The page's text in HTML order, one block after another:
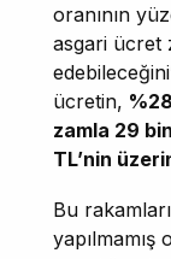
oranının
asgari ücret
ücretin,
zamla 29
TL’nin
Bu
yapılmamış